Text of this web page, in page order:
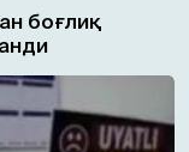
боғлиқ